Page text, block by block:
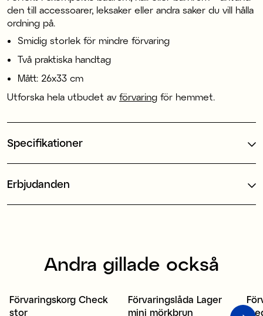
den till accessoarer, leksaker eller andra saker du vill hålla
ordning på.
Smidig storlek för mindre förvaring
Två praktiska handtag
Mått: 26x33 cm
Utforska hela utbudet av förvaring för hemmet.
Specifikationer
Erbjudanden
Andra gillade också
Nyhet
Förvaringskorg Check
stor
Nyhet
Förvaringslåda Lager
mini mörkbrun